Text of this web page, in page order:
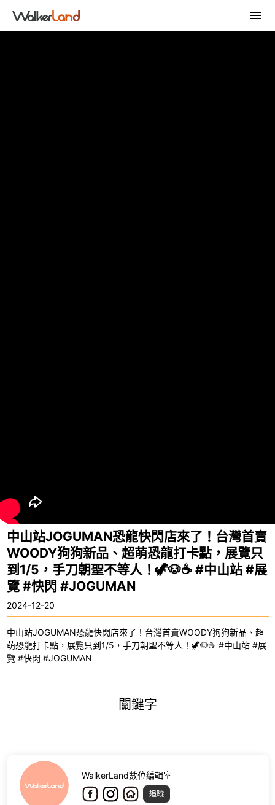
中山站JOGUMAN恐龍快閃店來了！台灣首賣
WOODY狗狗新品、超萌恐龍打卡點，展覽只
到1/5，手刀朝聖不等人！🦖🐶☕️ #中山站 #展
覽 #快閃 #JOGUMAN
2024-12-20
中山站JOGUMAN恐龍快閃店來了！台灣首賣WOODY狗狗新品、超
萌恐龍打卡點，展覽只到1/5，手刀朝聖不等人！🦖🐶☕️ #中山站 #展
覽 #快閃 #JOGUMAN
關鍵字
WalkerLand數位編輯室
追蹤